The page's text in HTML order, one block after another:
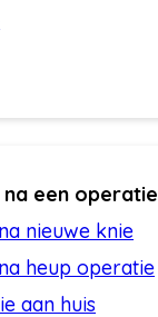
een operatie
nieuwe knie
heup operatie
aan huis